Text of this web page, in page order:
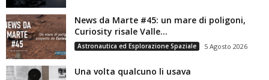
News da Marte #45: un mare di poligoni,
Curiosity risale Valle...
Astronautica ed Esplorazione Spaziale 5 Agosto 2026
Una volta qualcuno li usava